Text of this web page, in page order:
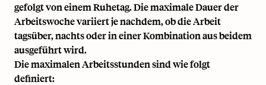
gefolgt von einem Ruhetag. Die maximale Dauer der
Arbeitswoche variiert je nachdem, ob die Arbeit
tagsüber, nachts oder in einer Kombination aus beidem
ausgeführt wird.
Die maximalen Arbeitsstunden sind wie folgt
definiert: